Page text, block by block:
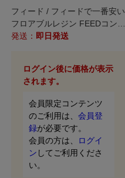
フィード / フィードで一番安い
フロアブルレジン FEEDコンポ
ジットレジン フローが登場!!
発送： 即日発送
ログイン後に価格が表示
されます。
会員限定コンテンツ
のご利用は、 会員登
録が必要です。
会員の方は、
ログイ
ン してご利用くださ
い。